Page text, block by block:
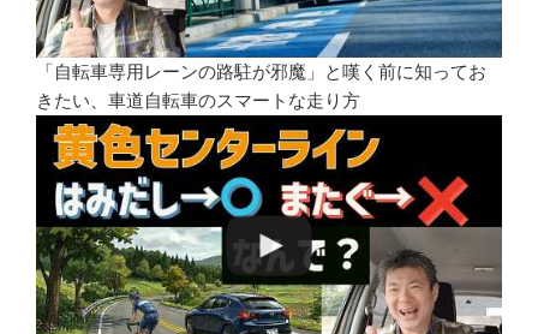
「自転車専用レーンの路駐が邪魔」と嘆く前に知ってお
きたい、車道自転車のスマートな走り方